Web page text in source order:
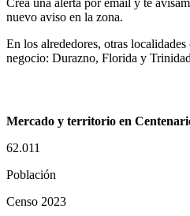
Creá una alerta por email y te
nuevo aviso en la zona.
En los alrededores, otras
negocio: Durazno, Florida y
Mercado y territorio en
62.011
Población
Censo 2023